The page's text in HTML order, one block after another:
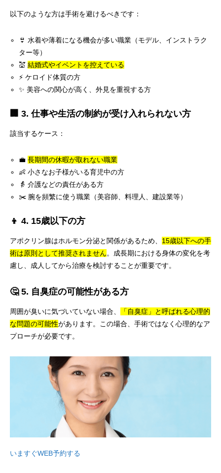
以下のような方は手術を避けるべきです：
👙 水着や薄着になる機会が多い職業（モデル、インストラク
ター等）
💒結婚式やイベントを控えている
⚡ ケロイド体質の方
✨ 美容への関心が高く、外見を重視する方
🏢 3. 仕事や生活の制約が受け入れられない方
該当するケース：
💼長期間の休暇が取れない職業
👶 小さなお子様がいる育児中の方
👵 介護などの責任がある方
✂️ 腕を頻繁に使う職業（美容師、料理人、建設業等）
👦 4. 15歳以下の方
アポクリン腺はホルモン分泌と関係があるため、 15歳以下への手
術は原則として推奨されません。成長期における身体の変化を考
慮し、成人してから治療を検討することが重要です。
🤔 5. 自臭症の可能性がある方
周囲が臭いに気づいていない場合、
「自臭症」と呼ばれる心理的
な問題の可能性があります。この場合、手術ではなく心理的なア
プローチが必要です。
いますぐWEB予約する